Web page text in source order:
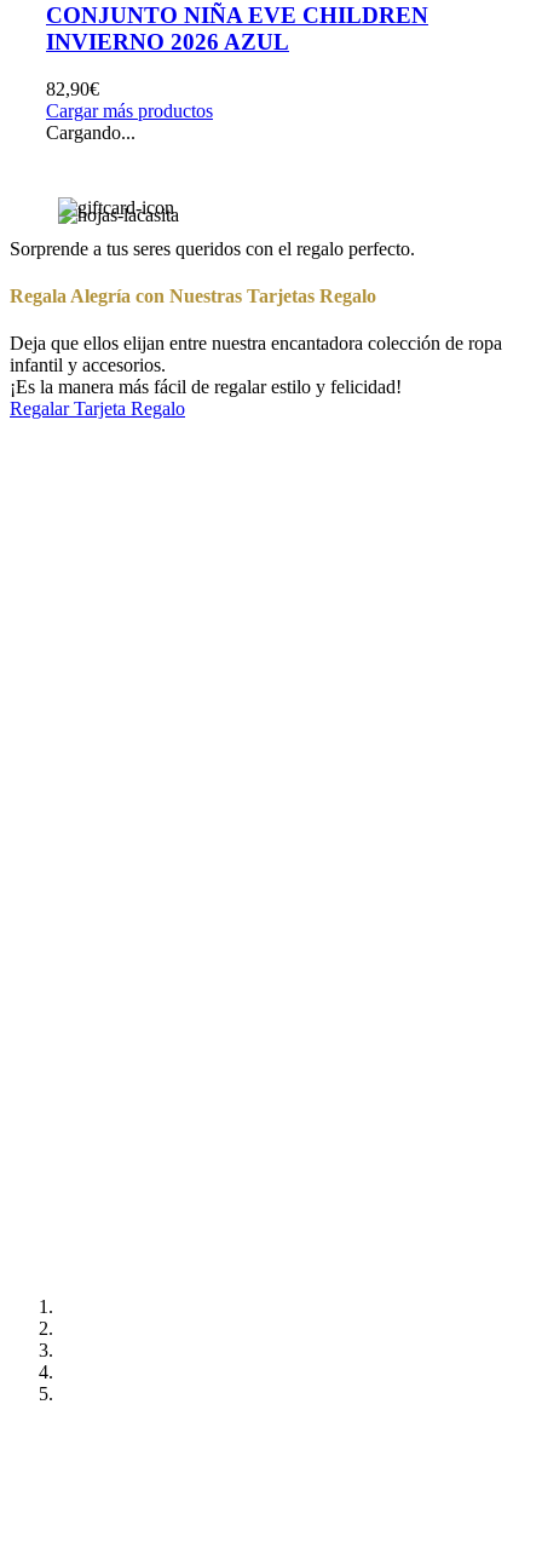
CONJUNTO NIÑA EVE CHILDREN
INVIERNO 2026 AZUL
82,90€
Cargar más productos
Cargando...
Sorprende a tus seres queridos con el regalo perfecto.
Regala Alegría con Nuestras Tarjetas Regalo
Deja que ellos elijan entre nuestra encantadora colección de ropa
infantil y accesorios.
¡Es la manera más fácil de regalar estilo y felicidad!
Regalar Tarjeta Regalo